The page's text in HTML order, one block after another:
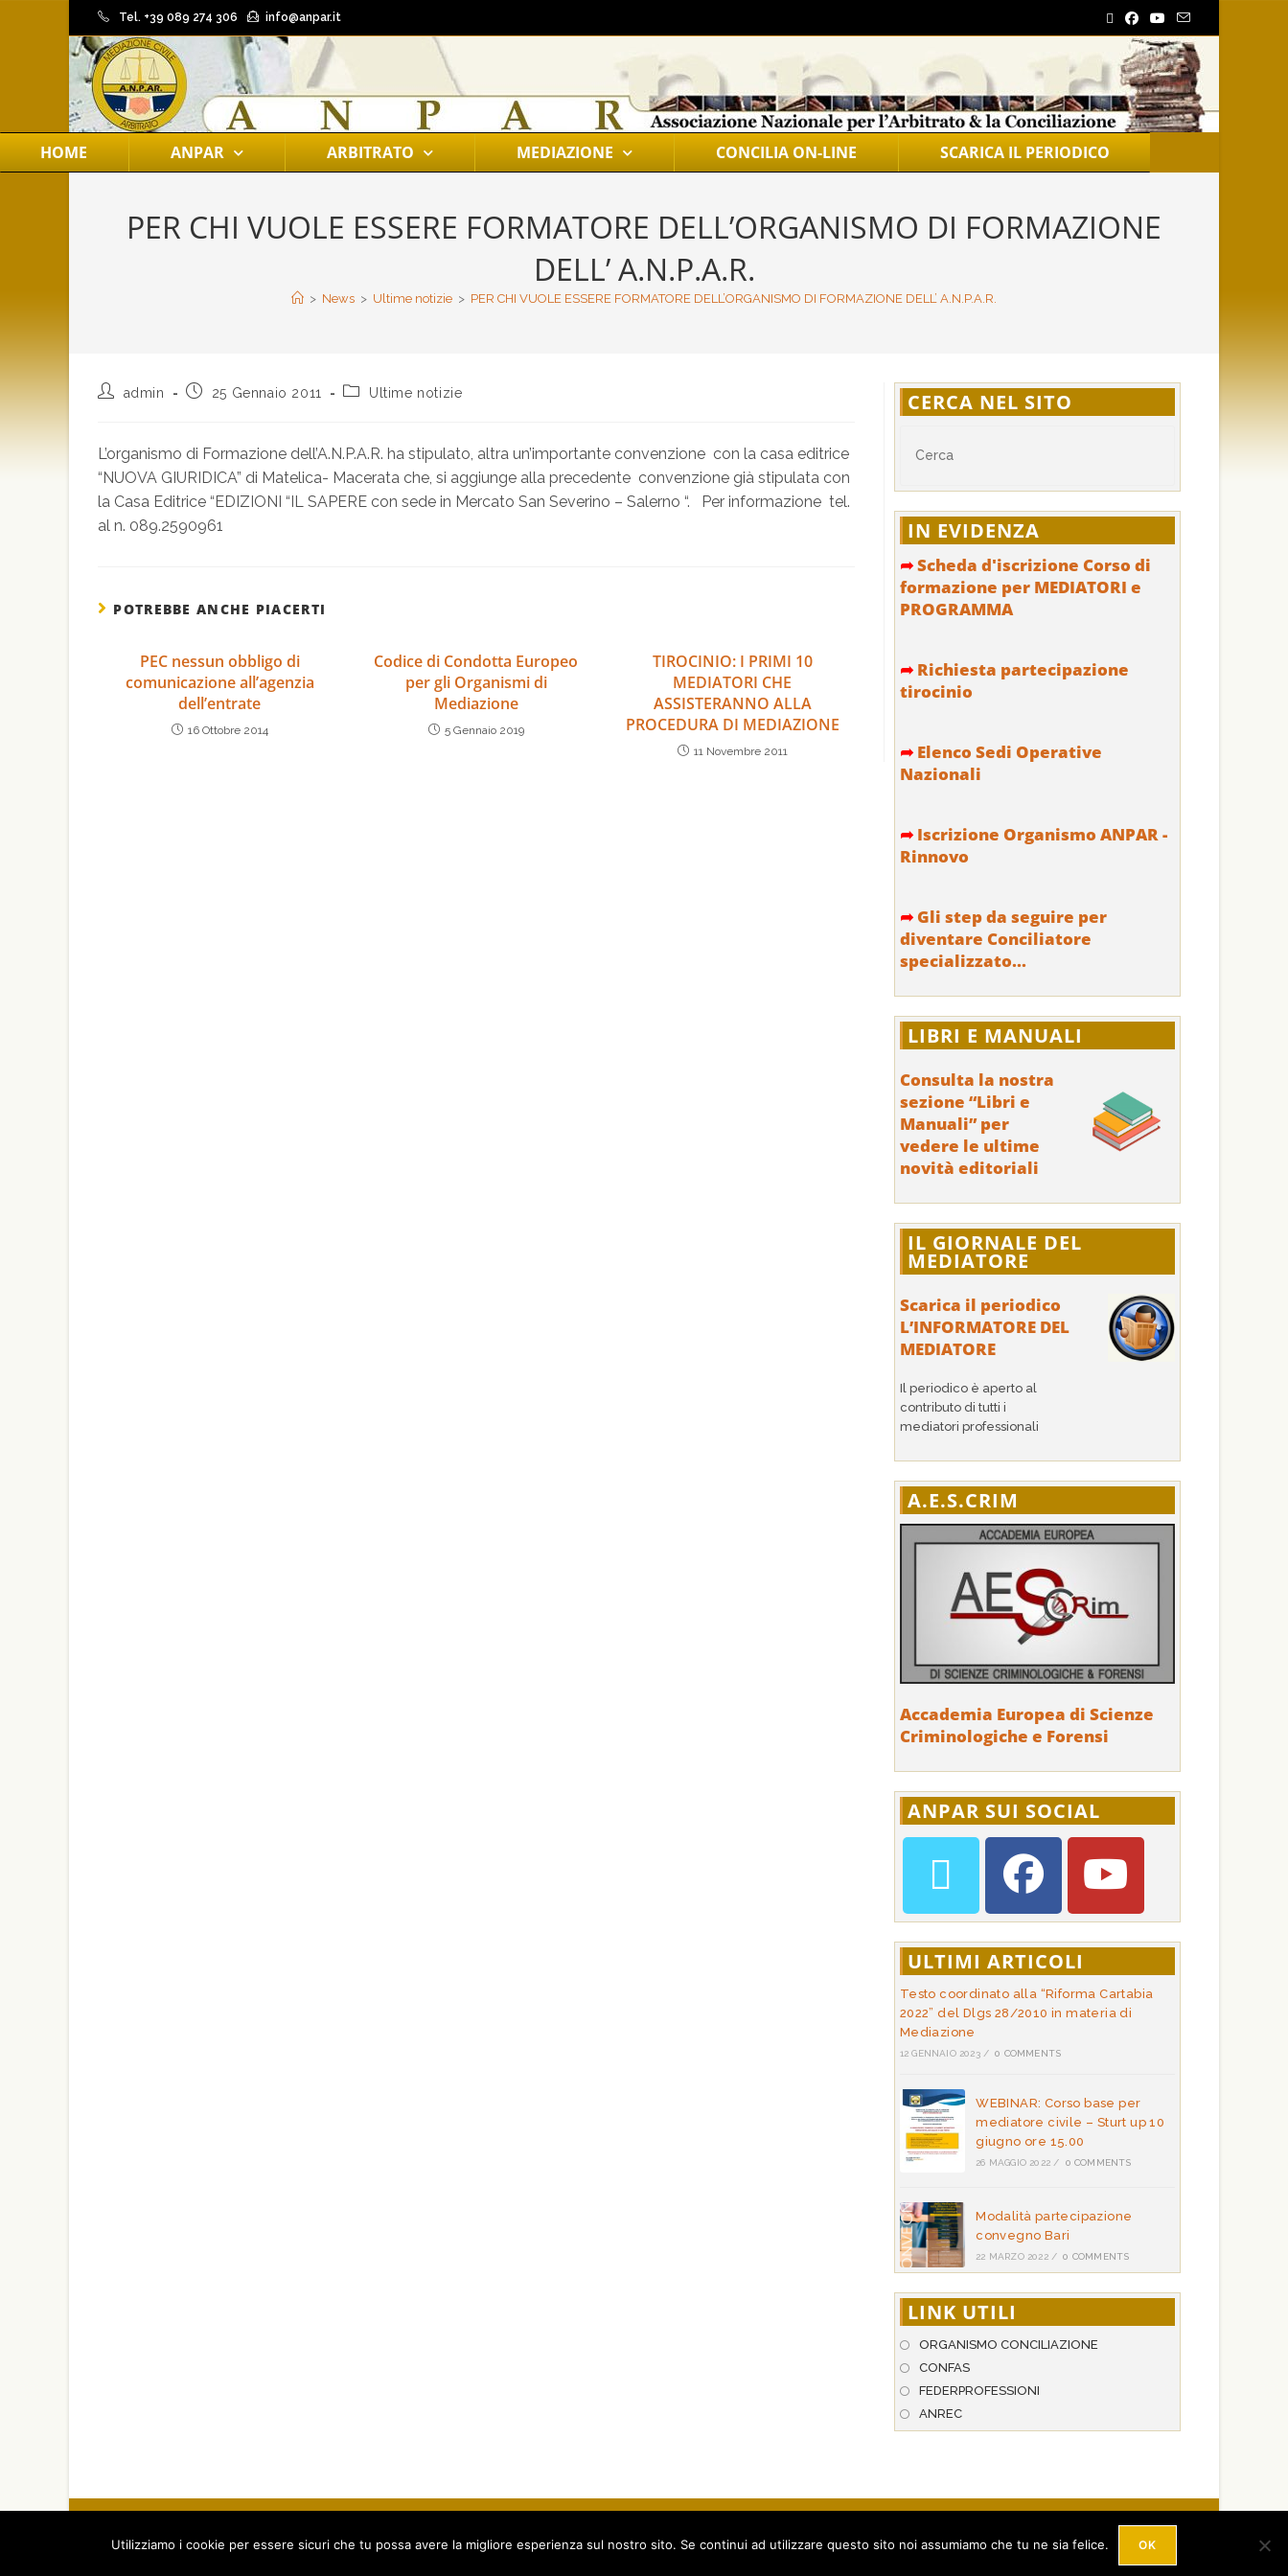
Tel. +39 089 274 306 info@anpar.it
HOME ANPAR ARBITRATO MEDIAZIONE CONCILIA ON-LINE SCARICA IL PERIODICO
PER CHI VUOLE ESSERE FORMATORE DELL’ORGANISMO DI FORMAZIONE
DELL’ A.N.P.A.R.
> News > Ultime notizie > PER CHI VUOLE ESSERE FORMATORE DELL’ORGANISMO DI FORMAZIONE DELL’ A.N.P.A.R.
admin 25 Gennaio 2011 Ultime notizie
L’organismo di Formazione dell’A.N.P.A.R. ha stipulato, altra un’importante convenzione con la casa editrice
“NUOVA GIURIDICA” di Matelica- Macerata che, si aggiunge alla precedente convenzione già stipulata con
la Casa Editrice “EDIZIONI “IL SAPERE con sede in Mercato San Severino – Salerno “. Per informazione tel.
al n. 089.2590961
POTREBBE ANCHE PIACERTI
PEC nessun obbligo di
comunicazione all’agenzia
dell’entrate
16 Ottobre 2014
Codice di Condotta Europeo
per gli Organismi di
Mediazione
5 Gennaio 2019
TIROCINIO: I PRIMI 10
MEDIATORI CHE
ASSISTERANNO ALLA
PROCEDURA DI MEDIAZIONE
11 Novembre 2011
CERCA NEL SITO
IN EVIDENZA
➦Scheda d'iscrizione Corso di
formazione per MEDIATORI e
PROGRAMMA
➦Richiesta partecipazione
tirocinio
➦Elenco Sedi Operative
Nazionali
➦Iscrizione Organismo ANPAR -
Rinnovo
➦Gli step da seguire per
diventare Conciliatore
specializzato...
LIBRI E MANUALI
Consulta la nostra
sezione “Libri e
Manuali” per
vedere le ultime
novità editoriali
IL GIORNALE DEL
MEDIATORE
Scarica il periodico
L’INFORMATORE DEL
MEDIATORE
Il periodico è aperto al
contributo di tutti i
mediatori professionali
A.E.S.CRIM
Accademia Europea di Scienze
Criminologiche e Forensi
ANPAR SUI SOCIAL
ULTIMI ARTICOLI
Testo coordinato alla “Riforma Cartabia
2022” del Dlgs 28/2010 in materia di
Mediazione
12 GENNAIO 2023 / 0 COMMENTS
WEBINAR: Corso base per
mediatore civile – Sturt up 10
giugno ore 15.00
26 MAGGIO 2022 / 0 COMMENTS
Modalità partecipazione
convegno Bari
22 MARZO 2022 / 0 COMMENTS
LINK UTILI
ORGANISMO CONCILIAZIONE
CONFAS
FEDERPROFESSIONI
ANREC
Utilizziamo i cookie per essere sicuri che tu possa avere la migliore esperienza sul nostro sito. Se continui ad utilizzare questo sito noi assumiamo che tu ne sia felice. OK